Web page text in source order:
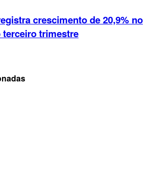
crescimento de 20,9% no
trimestre